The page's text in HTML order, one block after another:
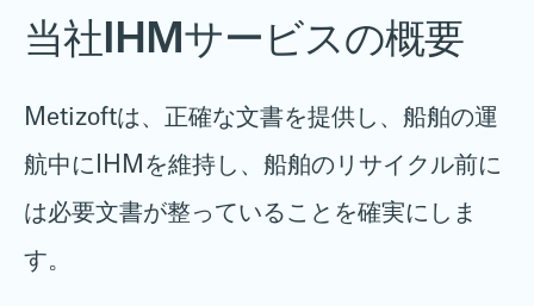
当社IHMサービスの概要
Metizoftは、正確な文書を提供し、船舶の運
航中にIHMを維持し、船舶のリサイクル前に
は必要文書が整っていることを確実にしま
す。